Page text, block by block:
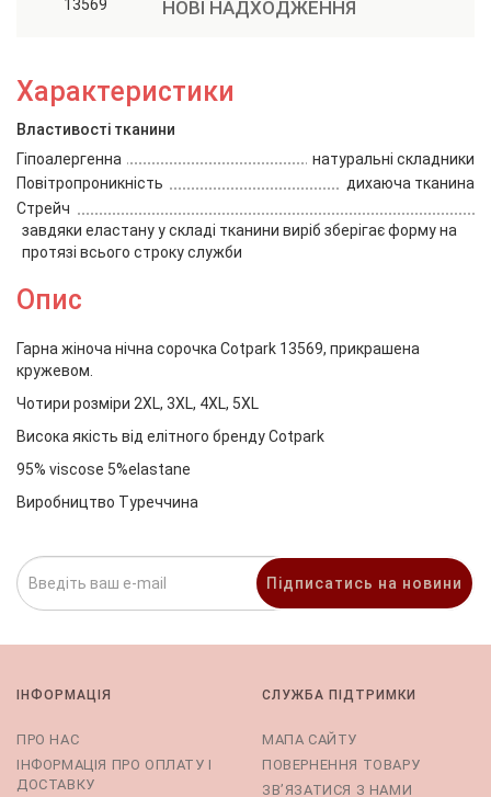
НОВІ НАДХОДЖЕННЯ
Характеристики
Властивості тканини
Гіпоалергенна
натуральні складники
Повітропроникність
дихаюча тканина
Стрейч
завдяки еластану у складі тканини виріб зберігає форму на
протязі всього строку служби
Опис
Гарна жіноча нічна сорочка Cotpark 13569, прикрашена
кружевом.
Чотири розміри 2ХL, 3XL, 4XL, 5XL
Висока якість від елітного бренду Cotpark
95% viscose 5%elastane
Виробництво Туреччина
Підписатись на новини
ІНФОРМАЦІЯ
ПРО НАС
ІНФОРМАЦІЯ ПРО ОПЛАТУ І
ДОСТАВКУ
СЛУЖБА ПІДТРИМКИ
МАПА САЙТУ
ПОВЕРНЕННЯ ТОВАРУ
ЗВ’ЯЗАТИСЯ З НАМИ